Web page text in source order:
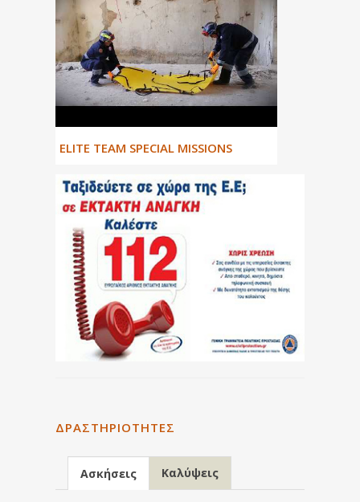
ΕLITE TEAM SPECIAL MISSIONS
ΔΡΑΣΤΗΡΙΌΤΗΤΕΣ
Ασκήσεις Καλύψεις